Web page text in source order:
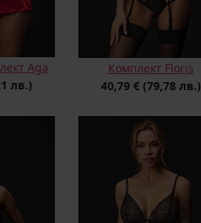
Aga
лв.)
Комплект Floris
40,79 € (79,78 лв.)